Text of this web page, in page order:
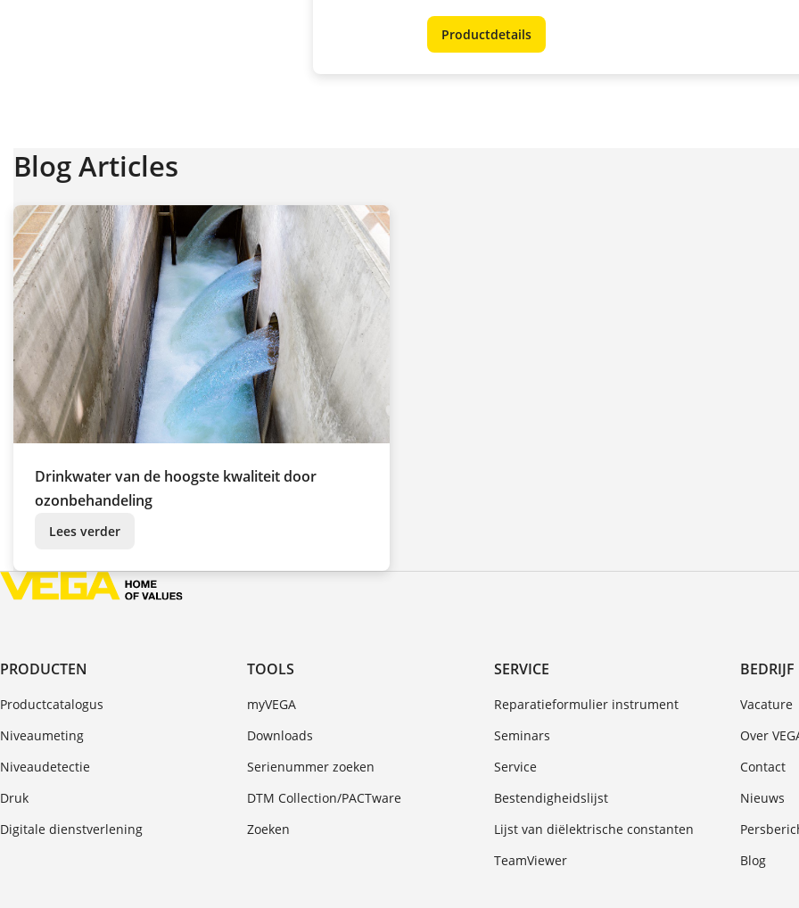
Productdetails
Blog Articles
Drinkwater van de hoogste kwaliteit door
ozonbehandeling
Lees verder
PRODUCTEN
Productcatalogus
Niveaumeting
Niveaudetectie
Druk
Digitale dienstverlening
TOOLS
myVEGA
Downloads
Serienummer zoeken
DTM Collection/PACTware
Zoeken
SERVICE
Reparatieformulier instrument
Seminars
Service
Bestendigheidslijst
Lijst van diëlektrische constanten
TeamViewer
BEDRIJF
Vacature
Over
Contact
Nieuws
Blog